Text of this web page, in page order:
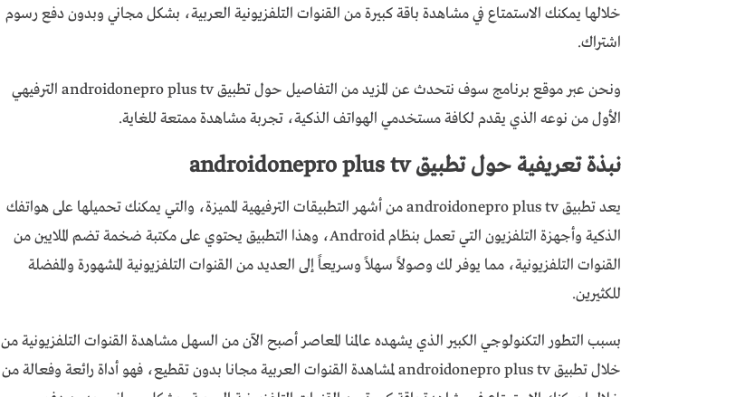
خلالها يمكنك الاستمتاع في مشاهدة باقة كبيرة من القنوات التلفزيونية العربية، بشكل مجاني وبدون دفع رسوم
اشتراك.
ونحن عبر موقع برنامج سوف نتحدث عن المزيد من التفاصيل حول تطبيق androidonepro plus tv الترفيهي
الأول من نوعه الذي يقدم لكافة مستخدمي الهواتف الذكية، تجربة مشاهدة ممتعة للغاية.
نبذة تعريفية حول تطبيق androidonepro plus tv
يعد تطبيق androidonepro plus tv من أشهر التطبيقات الترفيهية المميزة، والتي يمكنك تحميلها على هواتفك
الذكية وأجهزة التلفزيون التي تعمل بنظام Android، وهذا التطبيق يحتوي على مكتبة ضخمة تضم الملايين من
القنوات التلفزيونية، مما يوفر لك وصولاً سهلاً وسريعاً إلى العديد من القنوات التلفزيونية المشهورة والمفضلة
للكثيرين.
بسبب التطور التكنولوجي الكبير الذي يشهده عالمنا المعاصر أصبح الآن من السهل مشاهدة القنوات التلفزيونية من
خلال تطبيق androidonepro plus tv لمشاهدة القنوات العربية مجانا بدون تقطيع، فهو أداة رائعة وفعالة من